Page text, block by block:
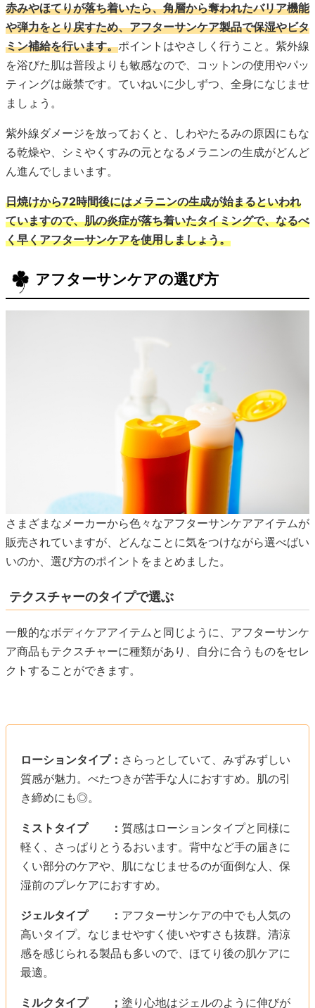
赤みやほてりが落ち着いたら、角層から奪われたバリア機能
や弾力をとり戻すため、アフターサンケア製品で保湿やビタ
ミン補給を行います。ポイントはやさしく行うこと。紫外線
を浴びた肌は普段よりも敏感なので、コットンの使用やパッ
ティングは厳禁です。ていねいに少しずつ、全身になじませ
ましょう。
紫外線ダメージを放っておくと、しわやたるみの原因にもな
る乾燥や、シミやくすみの元となるメラニンの生成がどんど
ん進んでしまいます。
日焼けから72時間後にはメラニンの生成が始まるといわれ
ていますので、肌の炎症が落ち着いたタイミングで、なるべ
く早くアフターサンケアを使用しましょう。
アフターサンケアの選び方
さまざまなメーカーから色々なアフターサンケアアイテムが
販売されていますが、どんなことに気をつけながら選べばい
いのか、選び方のポイントをまとめました。
テクスチャーのタイプで選ぶ
一般的なボディケアアイテムと同じように、アフターサンケ
ア商品もテクスチャーに種類があり、自分に合うものをセレ
クトすることができます。
ローションタイプ： さらっとしていて、みずみずしい
質感が魅力。べたつきが苦手な人におすすめ。肌の引
き締めにも◎。
ミストタイプ ： 質感はローションタイプと同様に
軽く、さっぱりとうるおいます。背中など手の届きに
くい部分のケアや、肌になじませるのが面倒な人、保
湿前のプレケアにおすすめ。
ジェルタイプ ： アフターサンケアの中でも人気の
高いタイプ。なじませやすく使いやすさも抜群。清涼
感を感じられる製品も多いので、ほてり後の肌ケアに
最適。
ミルクタイプ ； 塗り心地はジェルのように伸びが